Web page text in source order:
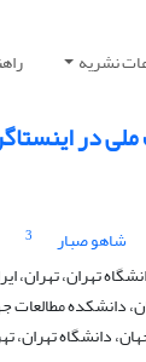
نشریه
در
شاهو صبار
3
تهران،‌ تهران،‌
دانشکده مطالعات
دانشگاه تهران،